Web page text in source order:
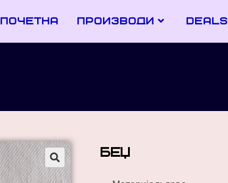
почетна производи deals
беџ